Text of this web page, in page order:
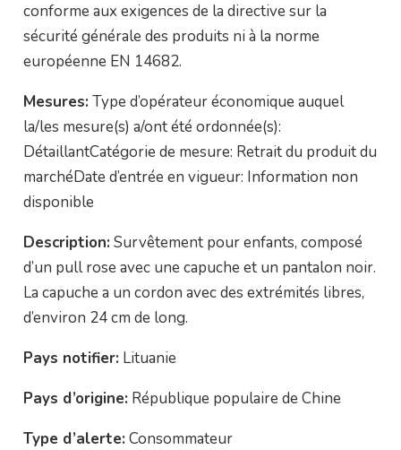
conforme aux exigences de la directive sur la
sécurité générale des produits ni à la norme
européenne EN 14682.
Mesures: Type d’opérateur économique auquel
la/les mesure(s) a/ont été ordonnée(s):
DétaillantCatégorie de mesure: Retrait du produit du
marchéDate d’entrée en vigueur: Information non
disponible
Description: Survêtement pour enfants, composé
d’un pull rose avec une capuche et un pantalon noir.
La capuche a un cordon avec des extrémités libres,
d’environ 24 cm de long.
Pays notifier: Lituanie
Pays d’origine: République populaire de Chine
Type d’alerte: Consommateur